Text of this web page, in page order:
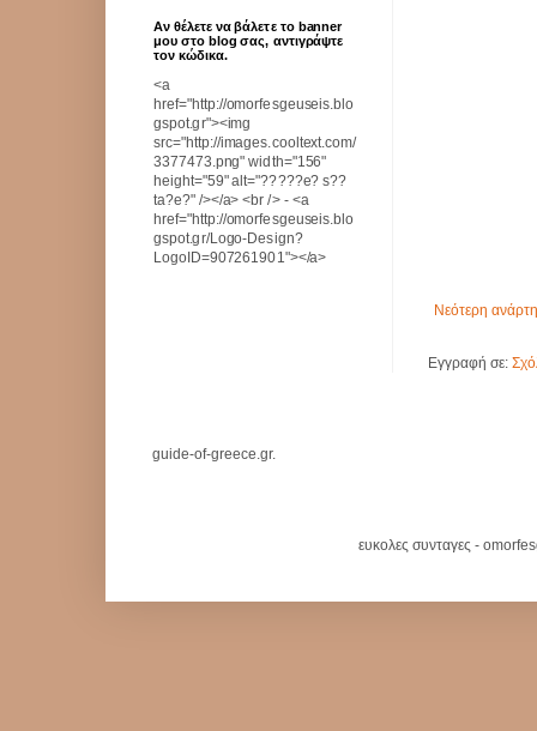
Νεότερη
Εγγραφή σε:
Αν θέλετε να βάλετε το banner
μου στο blog σας, αντιγράψτε
τον κώδικα.
<a
href="http://omorfesgeuseis.blo
gspot.gr"><img
src="http://images.cooltext.com/
3377473.png" width="156"
height="59" alt="?????e? s??
ta?e?" /></a> <br /> - <a
href="http://omorfesgeuseis.blo
gspot.gr/Logo-Design?
LogoID=907261901"></a>
guide-of-greece.gr.
ευκολες συνταγες -